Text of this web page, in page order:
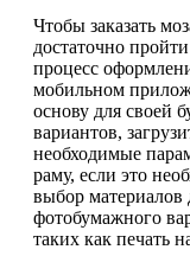
Чтобы заказать
достаточно
процесс
мобильном
основу для своей
вариантов,
необходимые
раму, если это
выбор материалов
фотобумажного
таких как печать